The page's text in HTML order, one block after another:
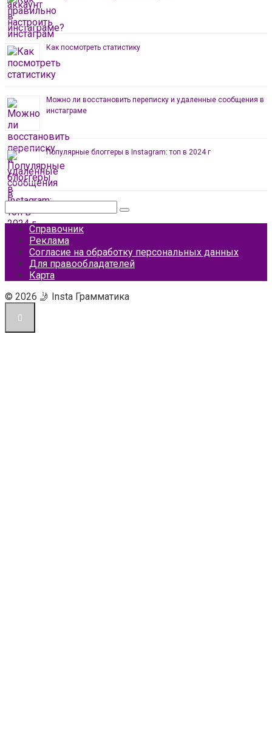
Как посмотреть статистику
Можно ли восстановить переписку и удаленные сообщения в
инстаграме
Популярные блоггеры в Instagram: топ в 2024 г
Справочник
Реклама
Согласие на обработку персональных данных
Для правообладателей
Карта
© 2026 🤳 Insta Грамматика